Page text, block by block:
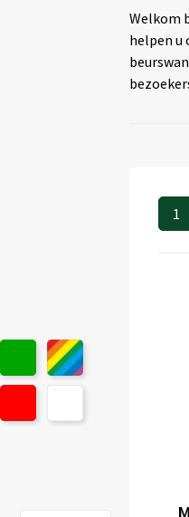
Welkom
helpen u
1